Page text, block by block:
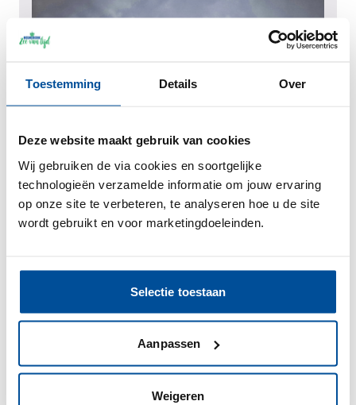
Toestemming Details Over
Deze website maakt gebruik van cookies
Wij gebruiken de via cookies en soortgelijke
technologieën verzamelde informatie om jouw ervaring
op onze site te verbeteren, te analyseren hoe u de site
wordt gebruikt en voor marketingdoeleinden.
Selectie toestaan
Aanpassen
Weigeren
De tien kastelen van Heemskerk
Wandeling audiotour
kastelen kende? Sommige zijn nog zichtbaar in het